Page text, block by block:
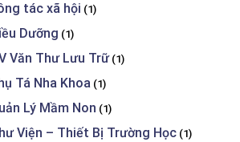
tác xã hội (1)
Dưỡng (1)
Văn Thư Lưu Trữ(1)
Tá Nha Khoa (1)
Lý Mầm Non (1)
Viện – Thiết Bị Trường Học (1)